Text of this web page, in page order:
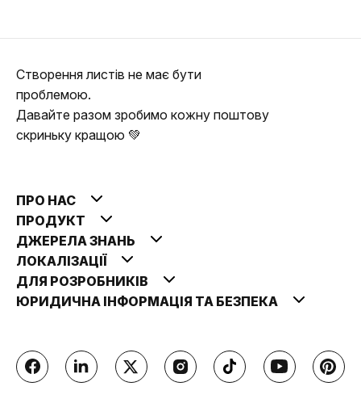
Створення листів не має бути
проблемою.
Давайте разом зробимо кожну поштову
скриньку кращою 💚
ПРО НАС
ПРОДУКТ
ДЖЕРЕЛА ЗНАНЬ
ЛОКАЛІЗАЦІЇ
ДЛЯ РОЗРОБНИКІВ
ЮРИДИЧНА ІНФОРМАЦІЯ ТА БЕЗПЕКА